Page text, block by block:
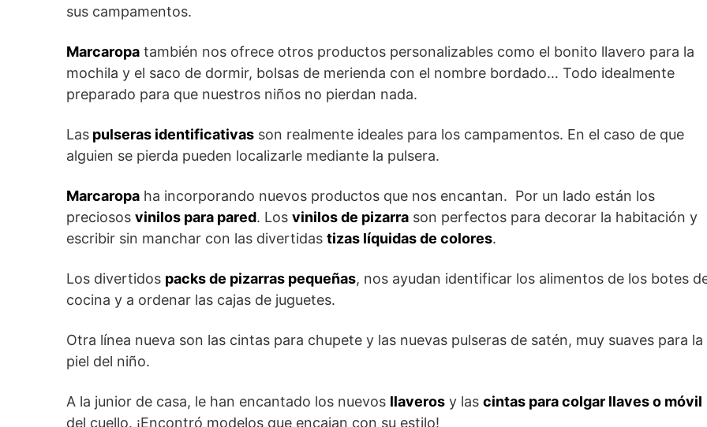
sus campamentos.
Marcaropa también nos ofrece otros productos personalizables como el bonito llavero para la
mochila y el saco de dormir, bolsas de merienda con el nombre bordado… Todo idealmente
preparado para que nuestros niños no pierdan nada.
Las pulseras identificativas son realmente ideales para los campamentos. En el caso de que
alguien se pierda pueden localizarle mediante la pulsera.
Marcaropa ha incorporando nuevos productos que nos encantan. Por un lado están los
preciosos vinilos para pared. Los vinilos de pizarra son perfectos para decorar la habitación y
escribir sin manchar con las divertidas tizas líquidas de colores.
Los divertidos packs de pizarras pequeñas, nos ayudan identificar los alimentos de los botes
cocina y a ordenar las cajas de juguetes.
Otra línea nueva son las cintas para chupete y las nuevas pulseras de satén, muy suaves para la
piel del niño.
A la junior de casa, le han encantado los nuevos llaveros y las cintas para colgar llaves o móvil
del cuello. ¡Encontró modelos que encajan con su estilo!